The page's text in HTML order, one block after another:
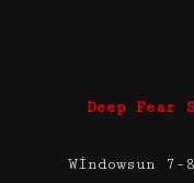
Deep Fear
Windowsun